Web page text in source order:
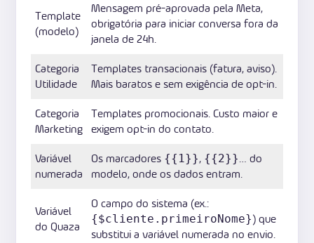
Template
(modelo)
Mensagem pré-aprovada pela Meta,
obrigatória para iniciar conversa fora da
janela de 24h.
Categoria
Utilidade
Templates transacionais (fatura, aviso).
Mais baratos e sem exigência de opt-in.
Categoria
Marketing
Templates promocionais. Custo maior e
exigem opt-in do contato.
Variável
numerada
Os marcadores {{1}}, {{2}}… do
modelo, onde os dados entram.
Variável
do Quaza
O campo do sistema (ex.:
{$cliente.primeiroNome}) que
substitui a variável numerada no envio.